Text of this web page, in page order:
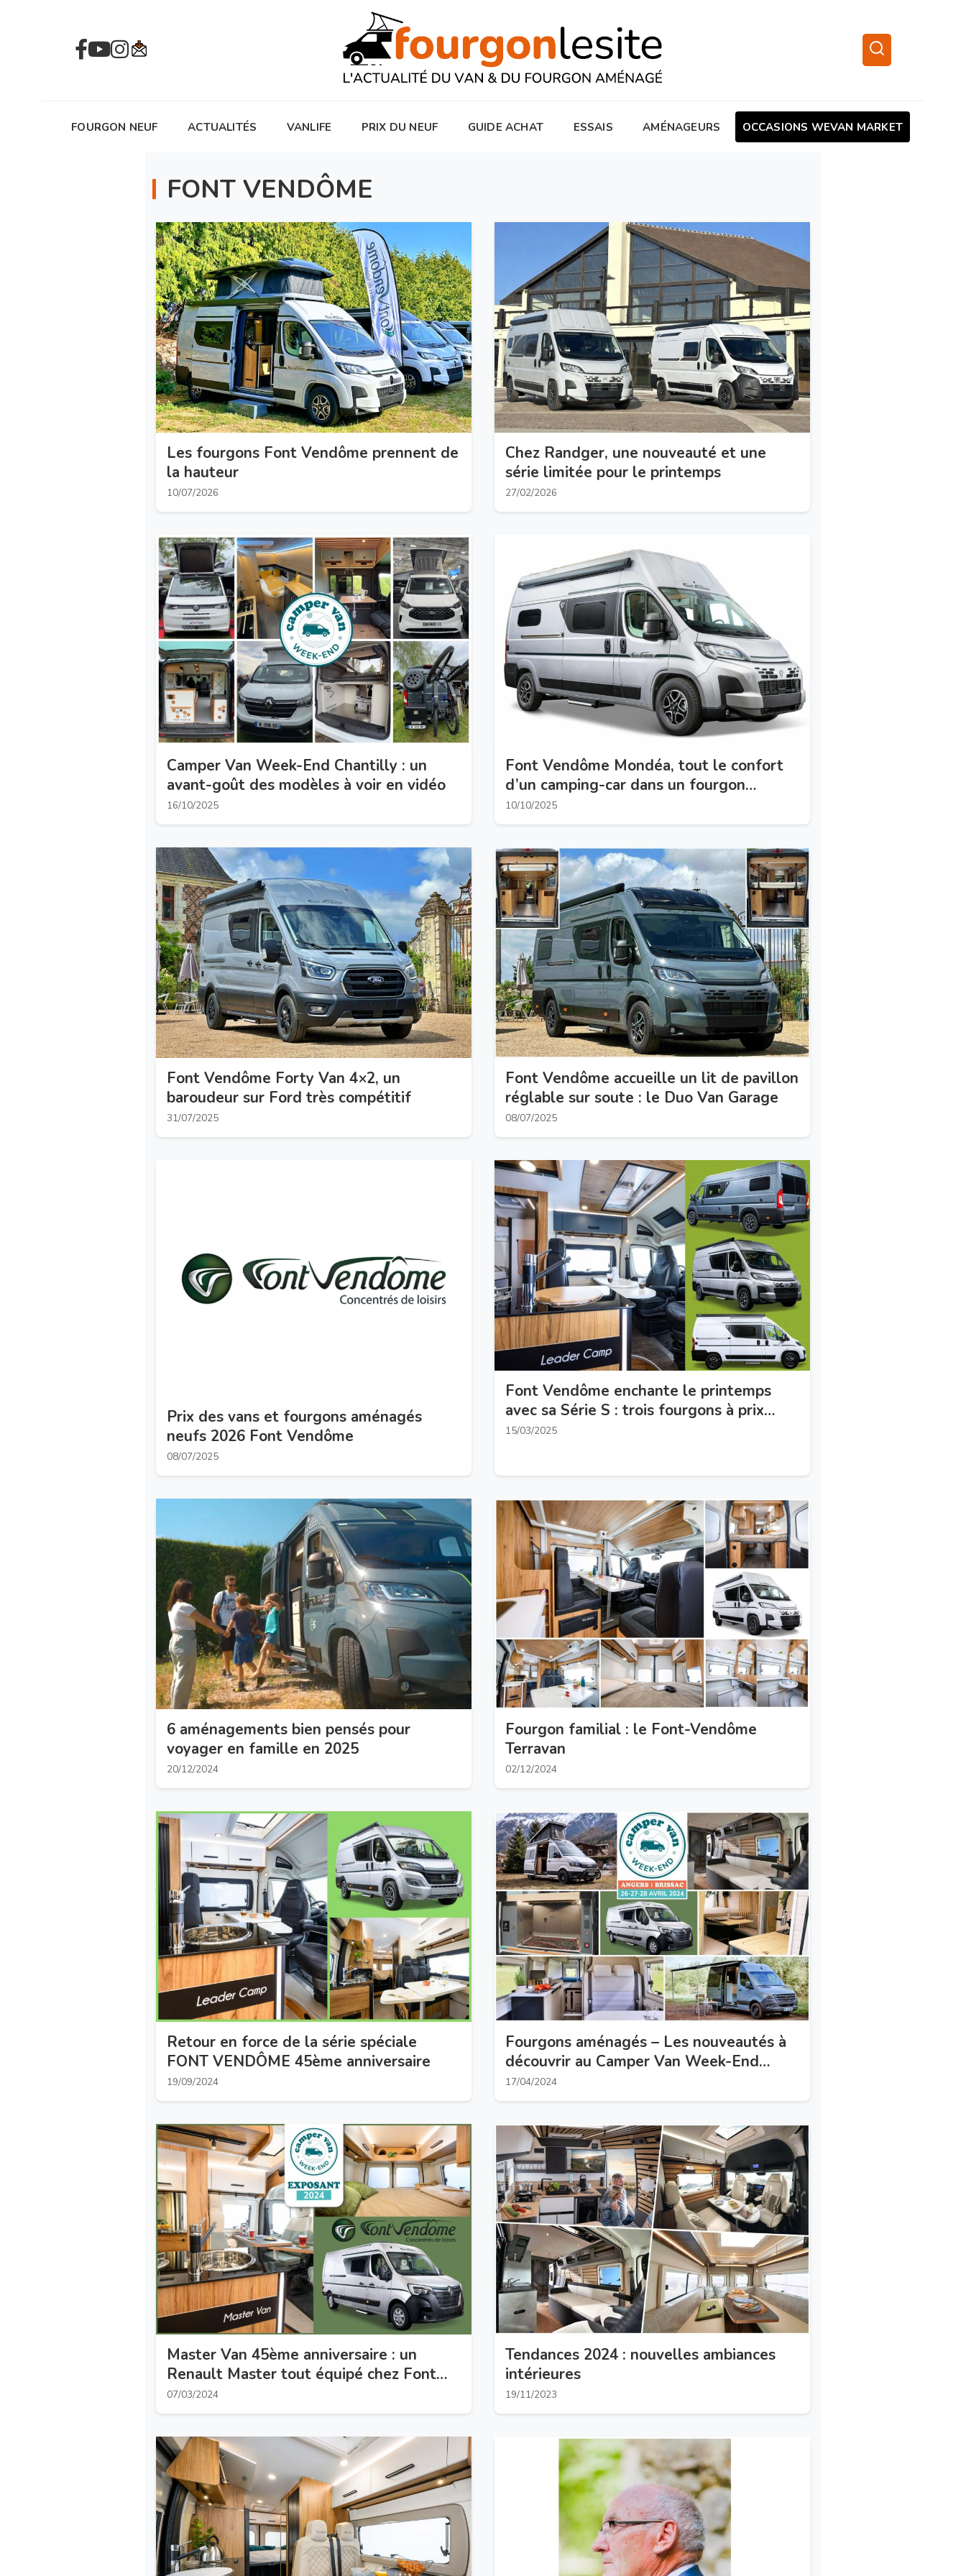
FOURGON NEUF ACTUALITÉS VANLIFE PRIX DU NEUF GUIDE ACHAT ESSAIS AMÉNAGEURS OCCASIONS WEVAN MARKET
FONT VENDÔME
Les fourgons Font Vendôme prennent de
la hauteur
10/07/2026
Chez Randger, une nouveauté et une
série limitée pour le printemps
27/02/2026
Camper Van Week-End Chantilly : un
avant-goût des modèles à voir en vidéo
16/10/2025
Font Vendôme Mondéa, tout le confort
d’un camping-car dans un fourgon
aménagé
10/10/2025
Font Vendôme Forty Van 4×2, un
baroudeur sur Ford très compétitif
31/07/2025
Font Vendôme accueille un lit de pavillon
réglable sur soute : le Duo Van Garage
08/07/2025
Prix des vans et fourgons aménagés
neufs 2026 Font Vendôme
08/07/2025
Font Vendôme enchante le printemps
avec sa Série S : trois fourgons à prix
canon
15/03/2025
6 aménagements bien pensés pour
voyager en famille en 2025
20/12/2024
Fourgon familial : le Font-Vendôme
Terravan
02/12/2024
Retour en force de la série spéciale
FONT VENDÔME 45ème anniversaire
19/09/2024
Fourgons aménagés – Les nouveautés à
découvrir au Camper Van Week-End
d’Angers-Brissac (26, 27, 28 avril 2024)
17/04/2024
Master Van 45ème anniversaire : un
Renault Master tout équipé chez Font
Vendôme
07/03/2024
Tendances 2024 : nouvelles ambiances
intérieures
19/11/2023